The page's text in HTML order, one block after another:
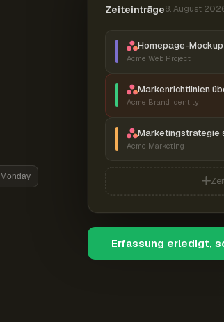
Monday
Zeiteinträge8. August
Homepage-
Acme Web Project
Markenrichtlinien
Acme Brand Identity
Marketingstrategie
Acme Marketing
Erfassung erledigt,